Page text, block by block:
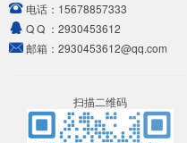
电话： 15678857333
Q Q ： 2930453612
邮箱： 2930453612@qq.com
扫描二维码